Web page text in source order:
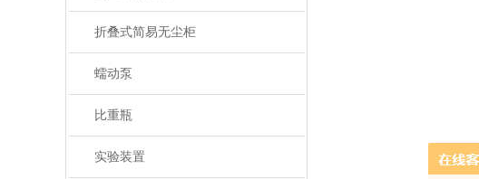
折叠式简易无尘柜
蠕动泵
比重瓶
实验装置